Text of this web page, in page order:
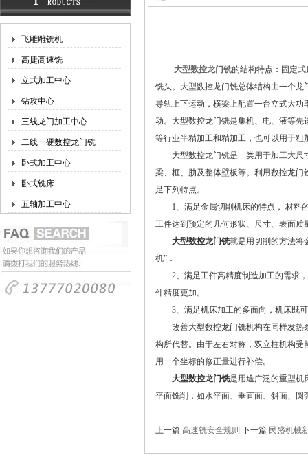
飞雕雕铣机
高捷高速铣
立式加工中心
钻攻中心
三线龙门加工中心
二线一硬数控龙门铣
卧式加工中心
卧式铣床
五轴加工中心
大型数控龙门铣的结构特点：固定
铣头。大型数控龙门铣总体结构由一个
导轨上下运动，横梁上配置一台立式大
动。大型数控龙门铣是集机、电、液等
等行业半精加工和精加工，也可以用于粗
大型数控龙门铣是一类用于加工大尺
梁、框、肋及整体壁板等。利用数控龙
足下列特点。
1、满足金属切削机床的特点， 材料的
工件达到预定的几何形状、尺寸、表面质
大型数控龙门铣就是用切削的方法将
机”．
2、满足工件高精度制造加工的需求，
件精度更加。
3、满足机床加工的多面向，机床既可
改善大型数控龙门铣机构在同样发热
构所代替。由于左右对称，双立柱机构
用一个坐标的修正量进行补偿。
大型数控龙门铣是用途广泛的重型机
平面铣削，如水平面、垂直面、斜面、圆
上一篇 高速铣安全规则 下一篇 民盛机械